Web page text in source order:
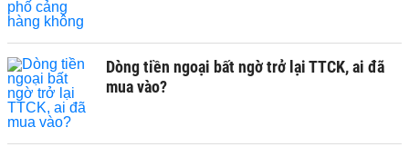
Dòng tiền ngoại bất ngờ trở lại TTCK, ai đã
mua vào?